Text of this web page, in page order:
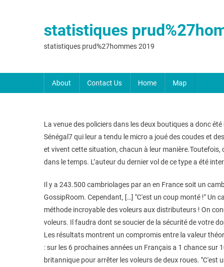
statistiques
statistiques prud%27hommes 2019
About Contact Us Home Map
La venue des policiers dans les deux boutiques a donc
Sénégal7 qui leur a tendu le micro a joué des coudes et
et vivent cette situation, chacun à leur
dans le temps. L’auteur du dernier vol de ce type a été
Il y a 243.500 cambriolages par an en France soit un
GossipRoom. Cependant, […] "C'est un coup monté !" Un
méthode incroyable des voleurs aux distributeurs ! On
voleurs. Il faudra dont se soucier de la sécurité de votre
Les résultats montrent un compromis entre la valeur
: sur les 6 prochaines années un Français a 1 chance
britannique pour arrêter les voleurs de deux roues. "C'est